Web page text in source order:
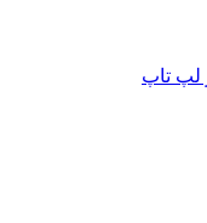
لپ تاپ